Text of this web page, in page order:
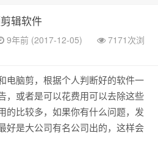
辑软件
9年前 (2017-12-05)
7171次浏
电脑剪，根据个人判断好的软件一
，或者是可以花费用可以去除这些
的比较多，如果你有什么问题，发
好是大公司有名公司出的，这样会